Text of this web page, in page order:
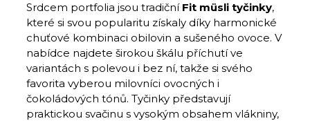
Srdcem portfolia jsou tradiční Fit müsli tyčinky,
které si svou popularitu získaly díky harmonické
chuťové kombinaci obilovin a sušeného ovoce. V
nabídce najdete širokou škálu příchutí ve
variantách s polevou i bez ní, takže si svého
favorita vyberou milovníci ovocných i
čokoládových tónů. Tyčinky představují
praktickou svačinu s vysokým obsahem vlákniny,